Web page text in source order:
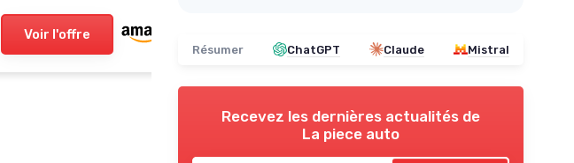
Voir l'offre
Voir l'offre
Résumer ChatGPT Claude Mistral
Recevez les dernières actualités de
La piece auto